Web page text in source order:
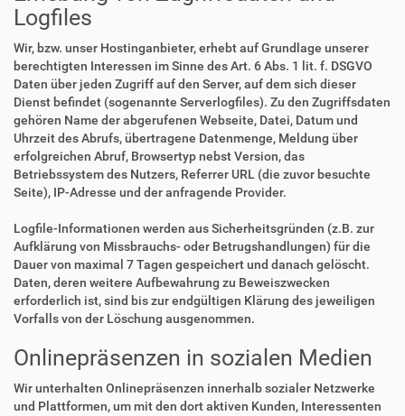
Logfiles
Wir, bzw. unser Hostinganbieter, erhebt auf Grundlage unserer
berechtigten Interessen im Sinne des Art. 6 Abs. 1 lit. f. DSGVO
Daten über jeden Zugriff auf den Server, auf dem sich dieser
Dienst befindet (sogenannte Serverlogfiles). Zu den Zugriffsdaten
gehören Name der abgerufenen Webseite, Datei, Datum und
Uhrzeit des Abrufs, übertragene Datenmenge, Meldung über
erfolgreichen Abruf, Browsertyp nebst Version, das
Betriebssystem des Nutzers, Referrer URL (die zuvor besuchte
Seite), IP-Adresse und der anfragende Provider.
Logfile-Informationen werden aus Sicherheitsgründen (z.B. zur
Aufklärung von Missbrauchs- oder Betrugshandlungen) für die
Dauer von maximal 7 Tagen gespeichert und danach gelöscht.
Daten, deren weitere Aufbewahrung zu Beweiszwecken
erforderlich ist, sind bis zur endgültigen Klärung des jeweiligen
Vorfalls von der Löschung ausgenommen.
Onlinepräsenzen in sozialen Medien
Wir unterhalten Onlinepräsenzen innerhalb sozialer Netzwerke
und Plattformen, um mit den dort aktiven Kunden, Interessenten